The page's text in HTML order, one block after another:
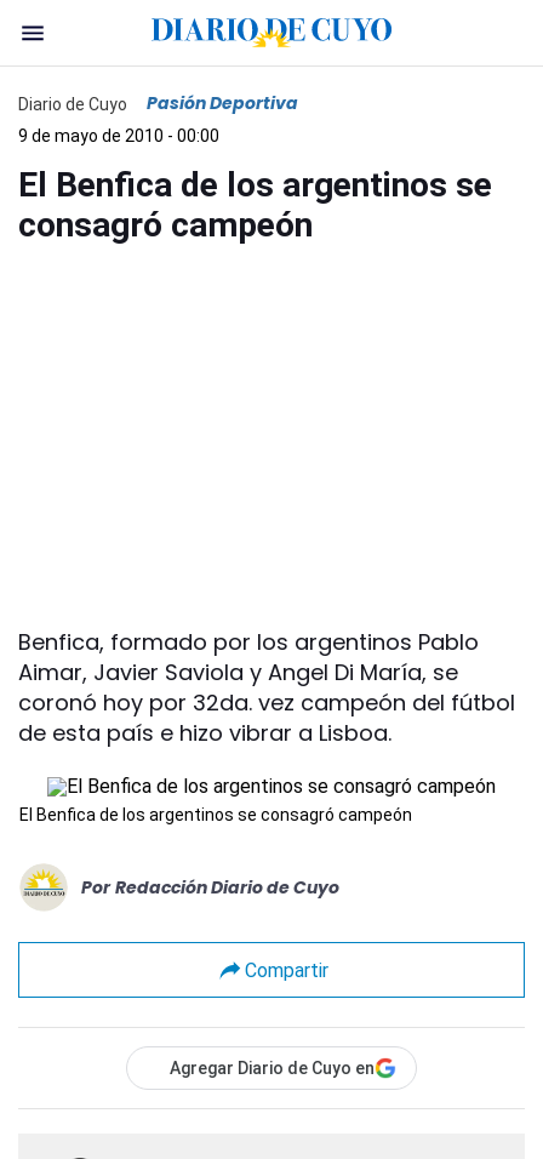
Diario de Cuyo Pasión Deportiva
9 de mayo de 2010 - 00:00
El Benfica de los argentinos se
consagró campeón
Benfica, formado por los argentinos Pablo
Aimar, Javier Saviola y Angel Di María, se
coronó hoy por 32da. vez campeón del fútbol
de esta país e hizo vibrar a Lisboa.
El Benfica de los argentinos se consagró campeón
Por Redacción Diario de Cuyo
Compartir
Agregar Diario de Cuyo en